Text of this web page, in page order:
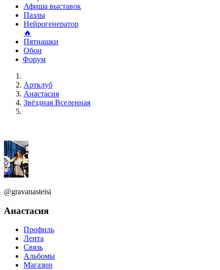
Афиша выставок
Пазлы
Нейрогенератор
🔥
Пятнашки
Обои
Форум
Артклуб
Анастасия
Звёздная Вселенная
@gravanasteisi
Анастасия
Профиль
Лента
Связь
Альбомы
Магазин